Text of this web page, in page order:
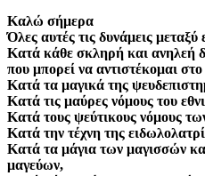
Καλώ σήμερα
Όλες αυτές τις δυνάμεις
Κατά κάθε σκληρή και ανηλεή
που μπορεί να αντιστέκομαι
Κατά τα μαγικά της
Κατά τις μαύρες νόμους του
Κατά τους ψεύτικους νόμους
Κατά την τέχνη της
Κατά τα μάγια των μαγισσών
μαγεύων,